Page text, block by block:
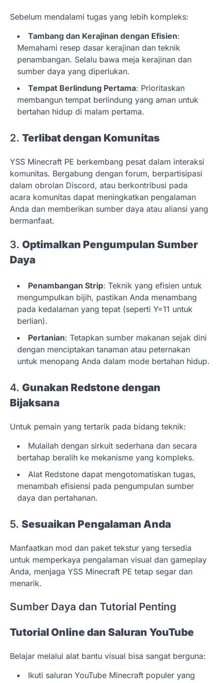
Sebelum mendalami tugas yang lebih kompleks:
Tambang dan Kerajinan dengan Efisien:
Memahami resep dasar kerajinan dan teknik
penambangan. Selalu bawa meja kerajinan dan
sumber daya yang diperlukan.
Tempat Berlindung Pertama: Prioritaskan
membangun tempat berlindung yang aman untuk
bertahan hidup di malam pertama.
2. Terlibat dengan Komunitas
YSS Minecraft PE berkembang pesat dalam interaksi
komunitas. Bergabung dengan forum, berpartisipasi
dalam obrolan Discord, atau berkontribusi pada
acara komunitas dapat meningkatkan pengalaman
Anda dan memberikan sumber daya atau aliansi yang
bermanfaat.
3. Optimalkan Pengumpulan Sumber
Daya
Penambangan Strip: Teknik yang efisien untuk
mengumpulkan bijih, pastikan Anda menambang
pada kedalaman yang tepat (seperti Y=11 untuk
berlian).
Pertanian: Tetapkan sumber makanan sejak dini
dengan menciptakan tanaman atau peternakan
untuk menopang Anda dalam mode bertahan hidup.
4. Gunakan Redstone dengan
Bijaksana
Untuk pemain yang tertarik pada bidang teknik:
Mulailah dengan sirkuit sederhana dan secara
bertahap beralih ke mekanisme yang kompleks.
Alat Redstone dapat mengotomatiskan tugas,
menambah efisiensi pada pengumpulan sumber
daya dan pertahanan.
5. Sesuaikan Pengalaman Anda
Manfaatkan mod dan paket tekstur yang tersedia
untuk memperkaya pengalaman visual dan gameplay
Anda, menjaga YSS Minecraft PE tetap segar dan
menarik.
Sumber Daya dan Tutorial Penting
Tutorial Online dan Saluran YouTube
Belajar melalui alat bantu visual bisa sangat berguna:
Ikuti saluran YouTube Minecraft populer yang